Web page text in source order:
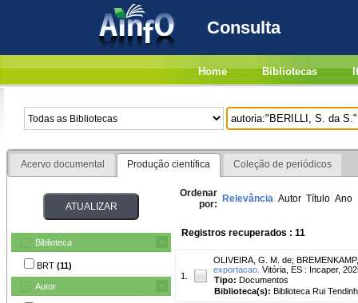
Consulta
Home Bibliotecas
Acervo documental Produção científica Coleção de periódicos
Biblioteca
BRT (11)
Autor
Ordenar
por: Relevância Autor Título Ano
Registros recuperados : 11
1.
OLIVEIRA, G. M. de;
exportacao. Vitória, ES : Incaper,
Tipo: Documentos
Biblioteca(s): Biblioteca Rui